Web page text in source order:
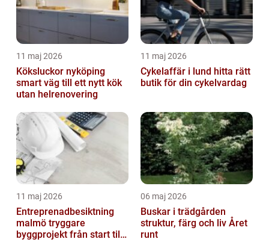
11 maj 2026
Köksluckor nyköping
smart väg till ett nytt kök
utan helrenovering
11 maj 2026
Cykelaffär i lund hitta rätt
butik för din cykelvardag
11 maj 2026
Entreprenadbesiktning
malmö tryggare
byggprojekt från start till
06 maj 2026
Buskar i trädgården
struktur, färg och liv Året
runt